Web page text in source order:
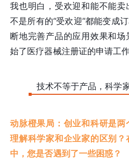
我也明白，受欢迎和能不能
不是所有的“受欢迎”都能变成
断地完善产品的应用效果和
始了医疗器械注册证的申请工作
技术不等于产品，科学
动脉橙果局：创业和科研是
理解科学家和企业家的区别
中，您是否遇到了一些困惑？